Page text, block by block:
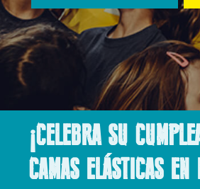
¡CELEBRA SU
CAMAS ELÁSTICAS